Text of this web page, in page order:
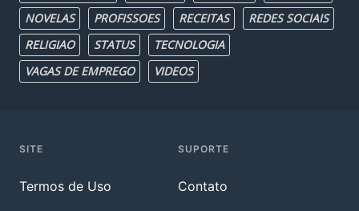
NOVELAS
PROFISSOES RECEITAS
REDES SOCIAIS
RELIGIAO
STATUS
TECNOLOGIA
VAGAS DE EMPREGO
VIDEOS
SITE
Termos de Uso
SUPORTE
Contato